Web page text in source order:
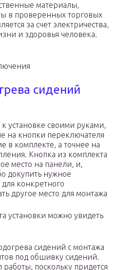
материалы,
в проверенных торговых
за счет электричества,
и здоровья человека.
сидений
установке своими руками,
на кнопки переключателя
в комплекте, а точнее на
Кнопка из комплекта
место на панели, и,
докупить нужное
конкретного
другое место для монтажа
установки можно увидеть
сидений с монтажа
под обшивку сидений.
поскольку придется